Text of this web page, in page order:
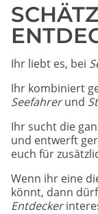
Ihr liebt es, bei
Ihr kombiniert
Seefahrerund
Ihr sucht die
und entwerft
euch für
Wenn ihr eine
könnt, dann
Entdecker